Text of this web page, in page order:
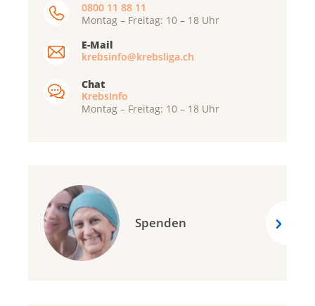
0800 11 88 11
Montag – Freitag: 10 – 18 Uhr
E-Mail
krebsinfo@krebsliga.ch
Chat
KrebsInfo
Montag – Freitag: 10 – 18 Uhr
Spenden